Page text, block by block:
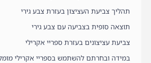
תהליך צביעת העציצון בעזרת צבע גירי
תוצאה סופית בצביעה עם צבע גירי
צביעת עציצונים בעזרת ספריי אקרילי
במידה ובחרתם להשתמש בספריי אקרילי